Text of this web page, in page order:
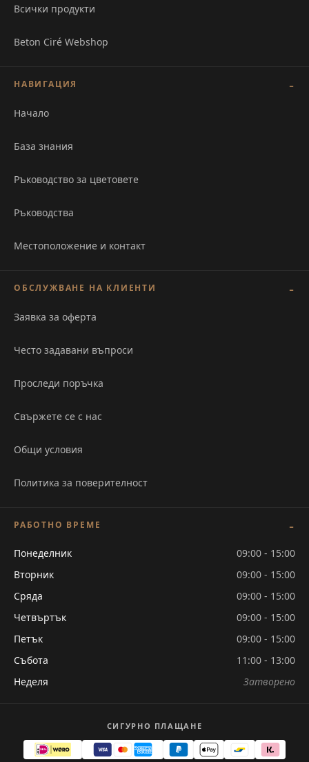
Всички продукти
Beton Ciré Webshop
НАВИГАЦИЯ
Начало
База знания
Ръководство за цветовете
Ръководства
Местоположение и контакт
ОБСЛУЖВАНЕ НА КЛИЕНТИ
Заявка за оферта
Често задавани въпроси
Проследи поръчка
Свържете се с нас
Общи условия
Политика за поверителност
РАБОТНО ВРЕМЕ
Понеделник
09:00 - 15:00
Вторник
09:00 - 15:00
Сряда
09:00 - 15:00
Четвъртък
09:00 - 15:00
Петък
09:00 - 15:00
Събота
11:00 - 13:00
Неделя
Затворено
СИГУРНО ПЛАЩАНЕ